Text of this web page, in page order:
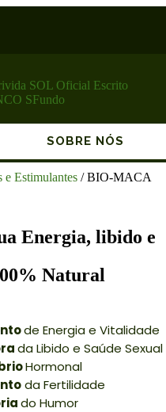
SOBRE NÓS
e Estimulantes / BIO-MACA
Energia, libido e
Natural
de Energia e Vitalidade
da Libido e Saúde Sexual
Hormonal
da Fertilidade
do Humor